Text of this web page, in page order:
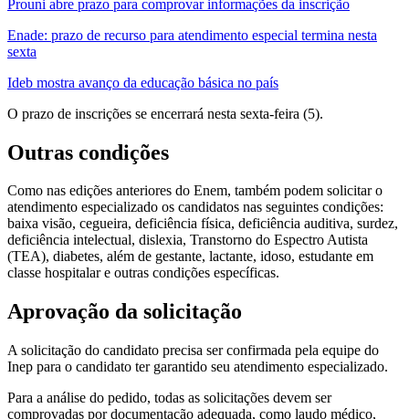
Prouni abre prazo para comprovar informações da inscrição
Enade: prazo de recurso para atendimento especial termina nesta
sexta
Ideb mostra avanço da educação básica no país
O prazo de inscrições se encerrará nesta sexta-feira (5).
Outras condições
Como nas edições anteriores do Enem, também podem solicitar o
atendimento especializado os candidatos nas seguintes condições:
baixa visão, cegueira, deficiência física, deficiência auditiva, surdez,
deficiência intelectual, dislexia, Transtorno do Espectro Autista
(TEA), diabetes, além de gestante, lactante, idoso, estudante em
classe hospitalar e outras condições específicas.
Aprovação da solicitação
A solicitação do candidato precisa ser confirmada pela equipe do
Inep para o candidato ter garantido seu atendimento especializado.
Para a análise do pedido, todas as solicitações devem ser
comprovadas por documentação adequada, como laudo médico,